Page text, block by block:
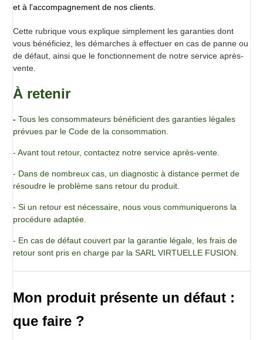
et à l'accompagnement de nos clients.
Cette rubrique vous explique simplement les garanties dont
vous bénéficiez, les démarches à effectuer en cas de panne ou
de défaut, ainsi que le fonctionnement de notre service après-
vente.
À retenir
- Tous les consommateurs bénéficient des garanties légales
prévues par le Code de la consommation.
- Avant tout retour, contactez notre service après-vente.
- Dans de nombreux cas, un diagnostic à distance permet de
résoudre le problème sans retour du produit.
- Si un retour est nécessaire, nous vous communiquerons la
procédure adaptée.
- En cas de défaut couvert par la garantie légale, les frais de
retour sont pris en charge par la SARL VIRTUELLE FUSION.
Mon produit présente un défaut :
que faire ?